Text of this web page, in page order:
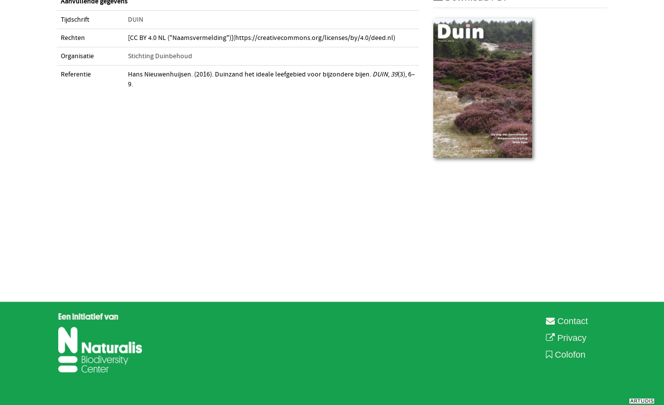
Tijdschrift DUIN
Rechten [CC BY 4.0 NL ("Naamsvermelding")](https://creativecommons.org/licenses/by/4.0/deed.nl)
Organisatie Stichting Duinbehoud
Referentie Hans Nieuwenhuijsen. (2016). Duinzand het ideale leefgebied voor bijzondere bijen. DUIN, 39(3), 6–
9.
Contact
Privacy
Colofon